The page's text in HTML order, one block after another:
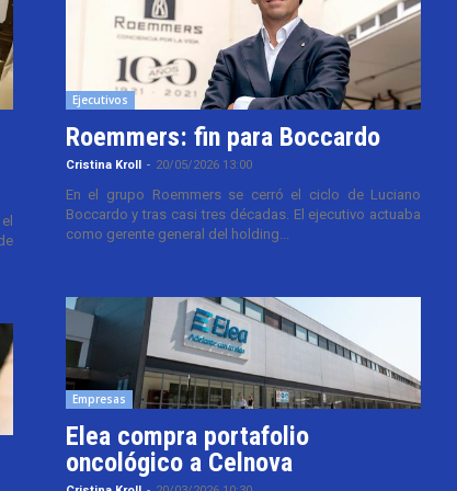
Ejecutivos
Roemmers: fin para Boccardo
Cristina Kroll - 20/05/2026 13:00
En el grupo Roemmers se cerró el ciclo de Luciano
Boccardo y tras casi tres décadas. El ejecutivo actuaba
como gerente general del holding...
Empresas
Elea compra portafolio
oncológico a Celnova